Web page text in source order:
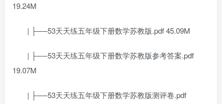
19.24M
| ├──53天天练五年级下册数学苏教版.pdf 45.09M
| ├──53天天练五年级下册数学苏教版参考答案.pdf
19.07M
| ├──53天天练五年级下册数学苏教版测评卷.pdf